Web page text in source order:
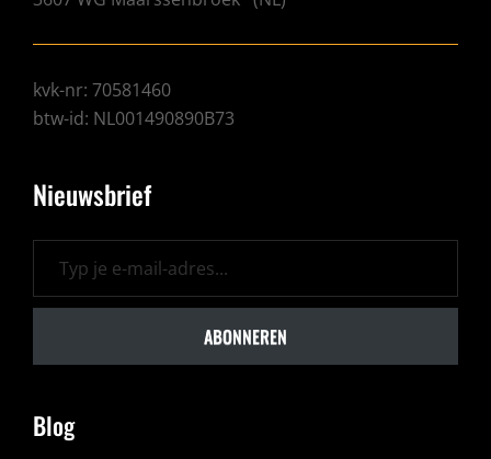
kvk-nr: 70581460
btw-id: NL001490890B73
Nieuwsbrief
Typ je e-mail-adres...
ABONNEREN
Blog